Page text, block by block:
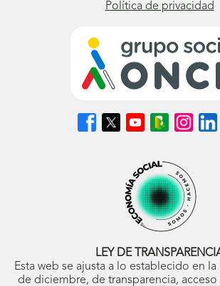
Política de privacidad
Síguenos
en
Síguenos
en
ventana
nueva)
Síguenos
en
abrirá
en
ventana
nueva)
Síguenos
en
Blog
ONCE
(se
abrirá
en
ventana
Síguenos
en
abrirá
en
ventana
nueva)
en
LEY DE
Esta web se ajusta a lo establecido en la
de diciembre, de transparencia,